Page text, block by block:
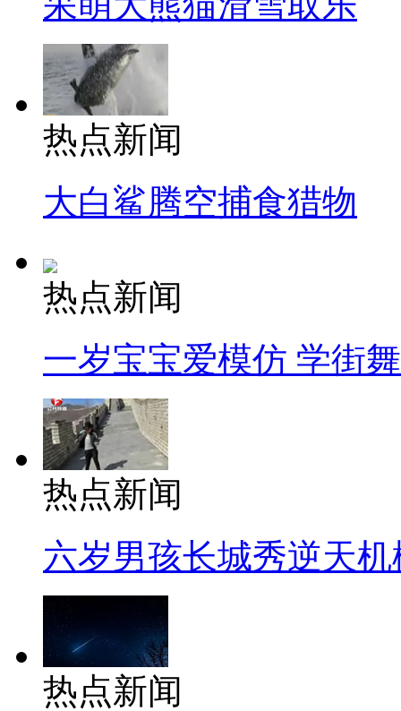
热点新闻
大白鲨腾空捕食猎物
热点新闻
一岁宝宝爱模仿 学街
热点新闻
六岁男孩长城秀逆天机
热点新闻